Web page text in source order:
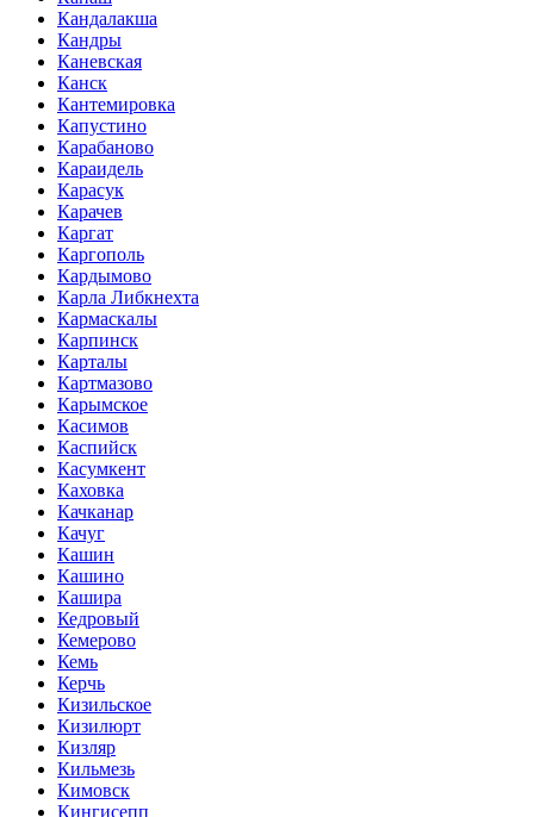
Кандалакша
Кандры
Каневская
Канск
Кантемировка
Капустино
Карабаново
Караидель
Карасук
Карачев
Каргат
Каргополь
Кардымово
Карла Либкнехта
Кармаскалы
Карпинск
Карталы
Картмазово
Карымское
Касимов
Каспийск
Касумкент
Каховка
Качканар
Качуг
Кашин
Кашино
Кашира
Кедровый
Кемерово
Кемь
Керчь
Кизильское
Кизилюрт
Кизляр
Кильмезь
Кимовск
Кингисепп